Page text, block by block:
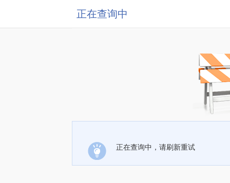
正在查询中
正在查询中，请刷新重试